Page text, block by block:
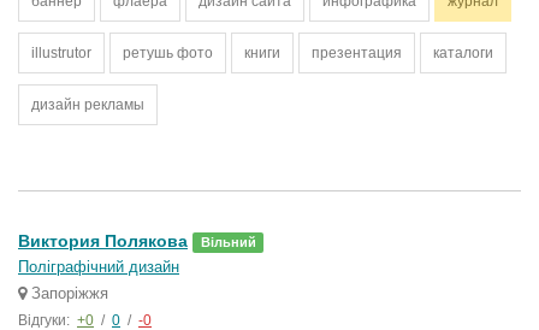
illustrutor ретушь фото книги презентация каталоги
дизайн рекламы
Виктория Полякова Вільний
Поліграфічний дизайн
Запоріжжя
Відгуки: +0 / 0 / -0